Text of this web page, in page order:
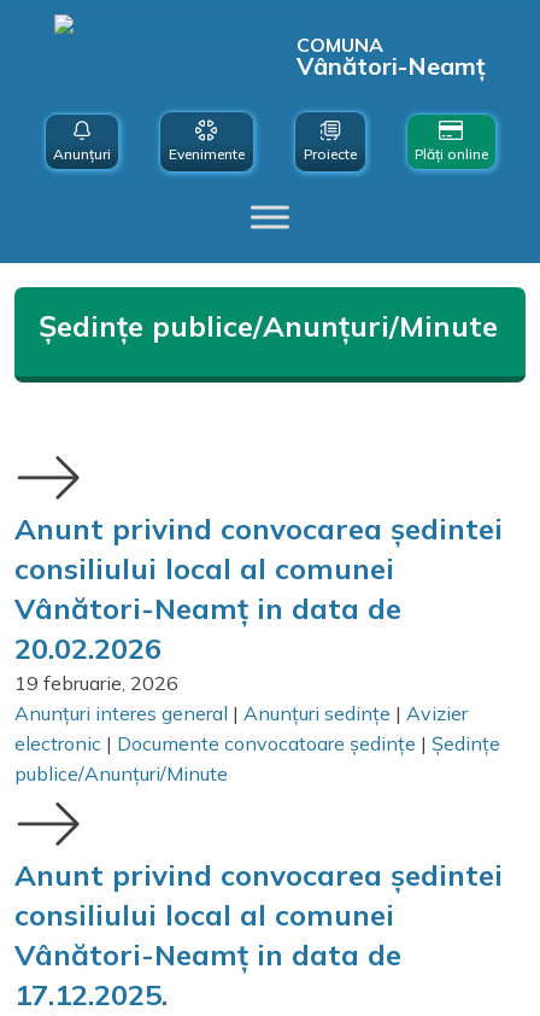
COMUNA
Vânători-Neamț
Anunțuri Evenimente Proiecte Plăți online
Ședințe publice/Anunțuri/Minute
Anunt privind convocarea ședintei
consiliului local al comunei
Vânători-Neamț in data de
20.02.2026
19 februarie, 2026
Anunțuri interes general | Anunțuri sedințe | Avizier
electronic | Documente convocatoare ședințe | Ședințe
publice/Anunțuri/Minute
Anunt privind convocarea ședintei
consiliului local al comunei
Vânători-Neamț in data de
17.12.2025.